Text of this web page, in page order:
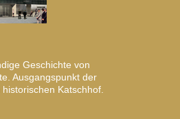
Geschichte von
Ausgangspunkt der
Katschhof.